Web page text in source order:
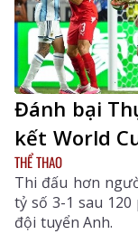
Đánh bại
kết World
THỂ THAO
Thi đấu hơn
tỷ số 3-1 sau
đội tuyển Anh.